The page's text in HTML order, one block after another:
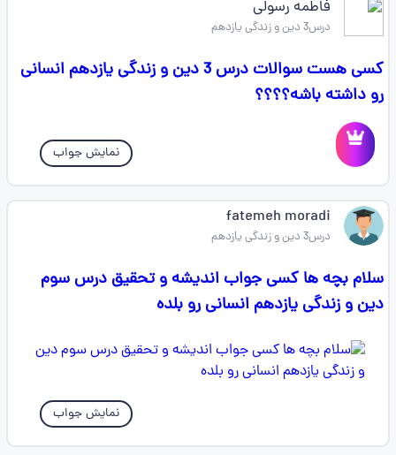
فاطمه رسولی
درس3 دین و زندگی یازدهم
کسی هست سوالات درس 3 دین و زندگی یازدهم انسانی
رو داشته باشه؟؟؟؟
نمایش جواب
fatemeh moradi
درس3 دین و زندگی یازدهم
سلام بچه ها کسی جواب اندیشه و تحقیق درس سوم
دین و زندگی یازدهم انسانی رو بلده
نمایش جواب